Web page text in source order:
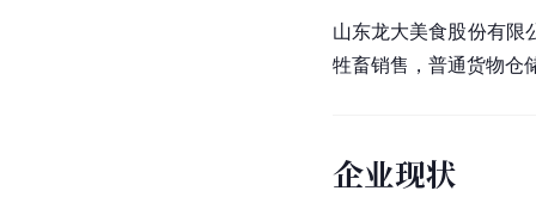
山东龙大美食股份有限
牲畜销售，普通货物仓
企业现状